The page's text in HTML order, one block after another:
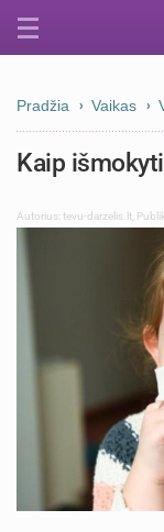
Pradžia Vaikas
Kaip
Autorius:tevu-darzelis.lt